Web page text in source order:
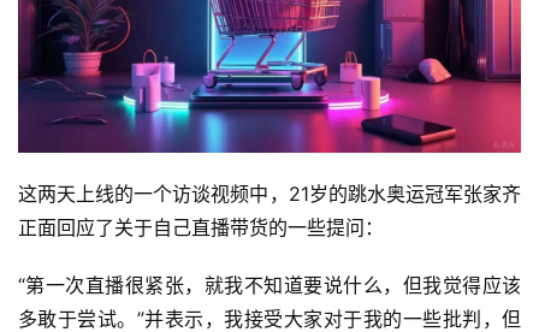
这两天上线的一个访谈视频中，21岁的跳水奥运冠军张家齐
正面回应了关于自己直播带货的一些提问：
“第一次直播很紧张，就我不知道要说什么，但我觉得应该
多敢于尝试。”并表示，我接受大家对于我的一些批判，但